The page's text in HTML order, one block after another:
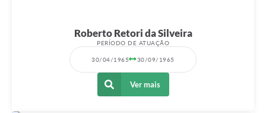
Roberto Retori da Silveira
PERÍODO DE ATUAÇÃO
30/04/1965 30/09/1965
Ver mais